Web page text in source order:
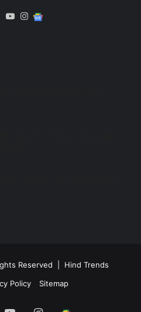
X YouTubeInstagram
Reserved | Hind Trends
Policy Sitemap